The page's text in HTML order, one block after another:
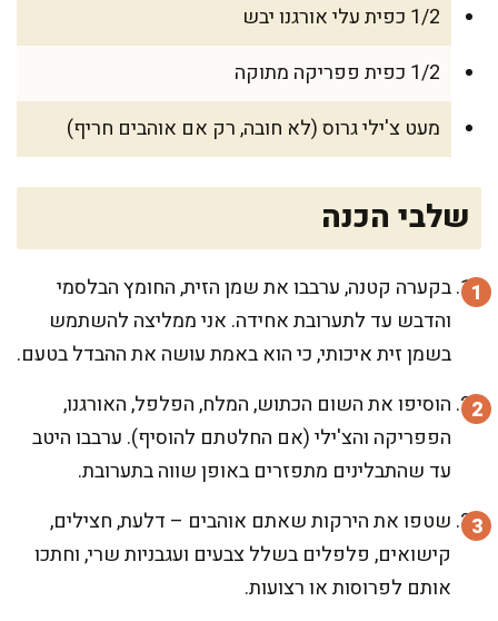
1/2 כפית עלי אורגנו יבש
1/2 כפית פפריקה מתוקה
מעט צ'ילי גרוס (לא חובה, רק אם אוהבים חריף)
שלבי הכנה
בקערה קטנה, ערבבו את שמן הזית, החומץ הבלסמי
והדבש עד לתערובת אחידה. אני ממליצה להשתמש
בשמן זית איכותי, כי הוא באמת עושה את ההבדל בטעם.
הוסיפו את השום הכתוש, המלח, הפלפל, האורגנו,
הפפריקה והצ'ילי (אם החלטתם להוסיף). ערבבו היטב
עד שהתבלינים מתפזרים באופן שווה בתערובת.
שטפו את הירקות שאתם אוהבים – דלעת, חצילים,
קישואים, פלפלים בשלל צבעים ועגבניות שרי, וחתכו
אותם לפרוסות או רצועות.